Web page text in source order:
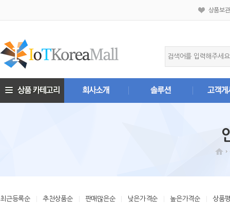
상품보
최근등록순 추천상품순 판매많은순 낮은가격순 높은가격순 상품